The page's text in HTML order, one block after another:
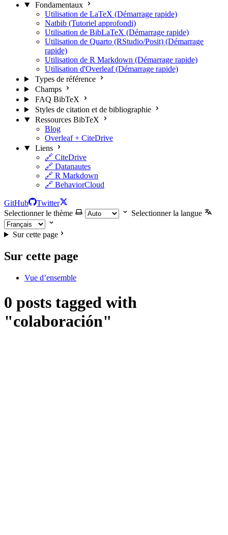
Fondamentaux
Utilisation de LaTeX (Démarrage rapide)
Natbib (Tutoriel approfondi)
Utilisation de BibLaTeX (Démarrage rapide)
Utilisation de Quarto (RStudio/Posit) (Démarrage
rapide)
Utilisation de R Markdown (Démarrage rapide)
Utilisation d'Overleaf (Démarrage rapide)
Types de référence
Champs
FAQ BibTeX
Styles de citation et de bibliographie
Ressources BibTeX
Blog
Overleaf + CiteDrive
Liens
🔗 CiteDrive
🔗 Datanautes
🔗 R Markdown
🔗 BehaviorCloud
GitHub
Twitter
Selectionner le thème
Selectionner la langue
Sur cette page
Sur cette page
Vue d’ensemble
0 posts tagged with
"colaboración"